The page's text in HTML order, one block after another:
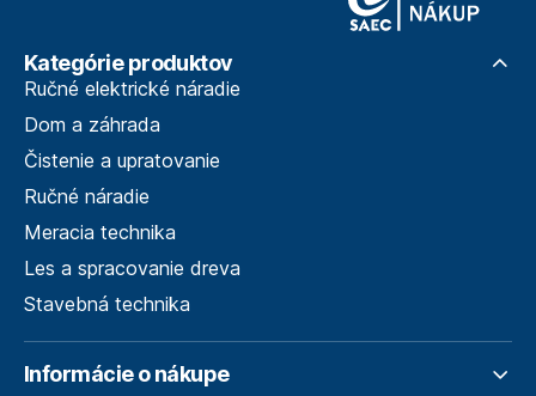
Kategórie produktov
Ručné elektrické náradie
Dom a záhrada
Čistenie a upratovanie
Ručné náradie
Meracia technika
Les a spracovanie dreva
Stavebná technika
Informácie o nákupe